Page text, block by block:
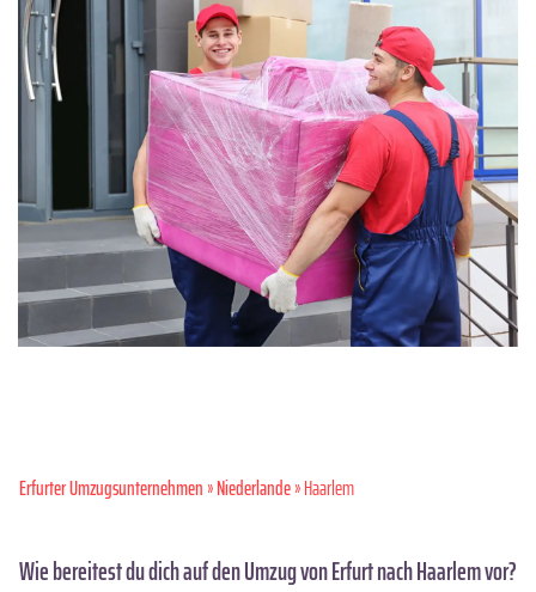
Erfurter Umzugsunternehmen»Niederlande» Haarlem
Wie bereitest du dich auf den Umzug von Erfurt nach Haarlem vor?